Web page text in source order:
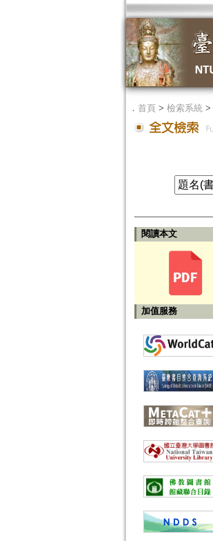
． 首頁> 檢索系統>
閱讀本文
加值服務